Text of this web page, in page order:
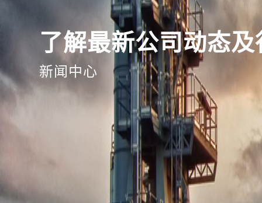
了解最新公司动态
新闻中心